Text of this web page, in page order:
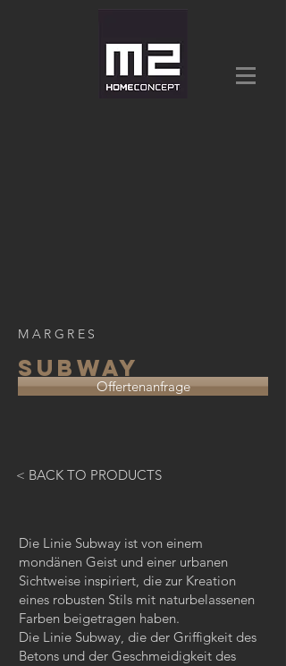
Die Linie Subway ist von einem
mondänen Geist und einer urbanen
Sichtweise inspiriert, die zur Kreation
eines robusten Stils mit naturbelassenen
Farben beigetragen haben.
Die Linie Subway, die der Griffigkeit des
Betons und der Geschmeidigkeit des
MARGRES
subway
< BACK TO PRODUCTS
Offertenanfrage